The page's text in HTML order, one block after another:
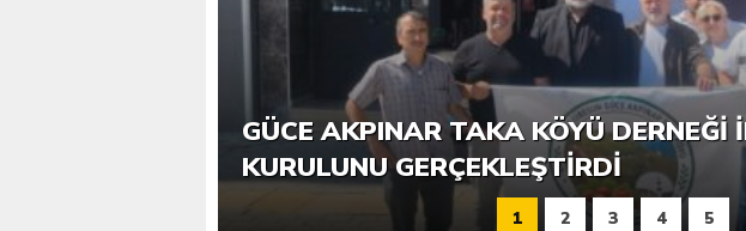
6. GÜCE TEKKEKÖY DERNEĞI PIKNIK
KATILIMLA GERÇEKLEŞTI
GÜCE AKPINAR TAKA KÖYÜ DERNEĞI
KURULUNU GERÇEKLEŞTIRDI
1 2 3 4 5